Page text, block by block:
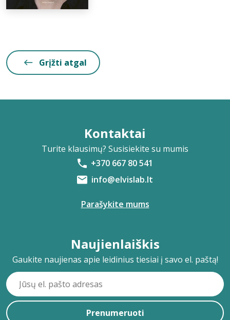
Grįžti atgal
Kontaktai
Turite klausimų? Susisiekite su mumis
+370 667 80 541
info@elvislab.lt
Parašykite mums
Naujienlaiškis
Gaukite naujienas apie leidinius tiesiai į savo el. paštą!
Prenumeruoti